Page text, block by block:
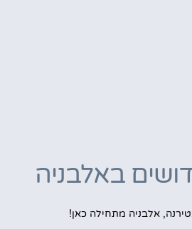
באלבניה
אלבניה מתחילה כאן!